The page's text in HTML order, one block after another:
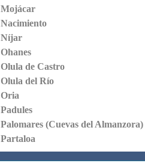
Mojácar
Nacimiento
Níjar
Ohanes
Olula de Castro
Olula del Río
Oria
Padules
Palomares (Cuevas del Almanzora)
Partaloa